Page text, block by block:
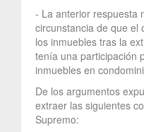
- La anterior respuesta
circunstancia de que el
los inmuebles tras la
tenía una participación
inmuebles en
De los argumentos
extraer las siguientes
Supremo: